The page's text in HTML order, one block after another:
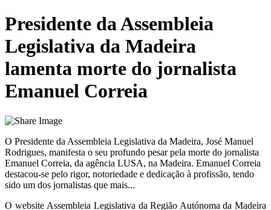
Presidente da Assembleia
Legislativa da Madeira
lamenta morte do jornalista
Emanuel Correia
O Presidente da Assembleia Legislativa da Madeira, José Manuel
Rodrigues, manifesta o seu profundo pesar pela morte do jornalista
Emanuel Correia, da agência LUSA, na Madeira. Emanuel Correia
destacou-se pelo rigor, notoriedade e dedicação à profissão, tendo
sido um dos jornalistas que mais...
O website Assembleia Legislativa da Região Autónoma da Madeira